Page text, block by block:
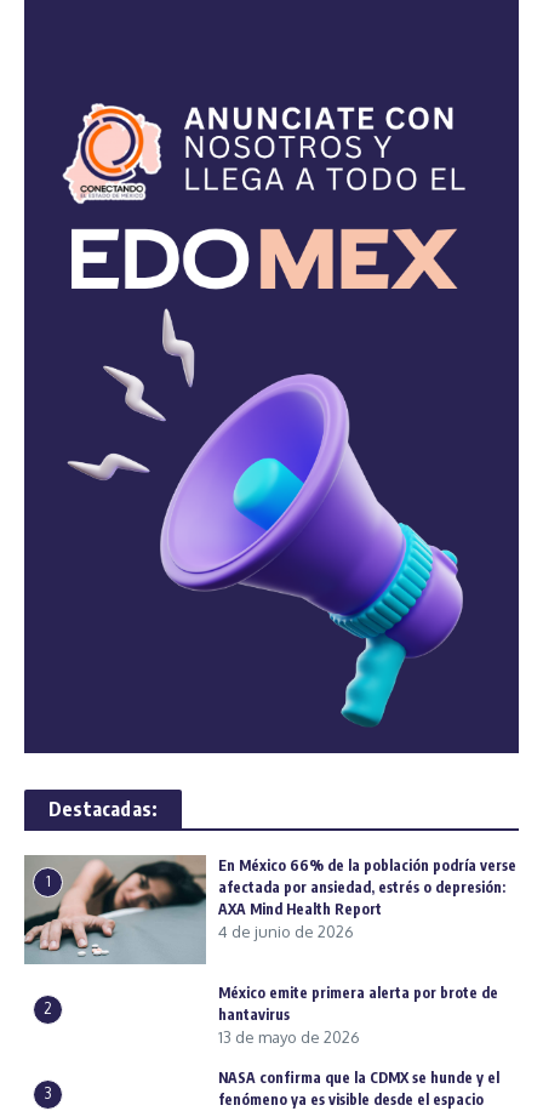
Destacadas:
1
En México 66% de la población podría verse
afectada por ansiedad, estrés o depresión:
AXA Mind Health Report
4 de junio de 2026
2
México emite primera alerta por brote de
hantavirus
13 de mayo de 2026
3
NASA confirma que la CDMX se hunde y el
fenómeno ya es visible desde el espacio